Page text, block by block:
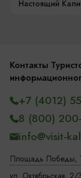
Настоящий
Контакты
Площадь Победы,
+7 (4012)
8 (800)
info@visit-